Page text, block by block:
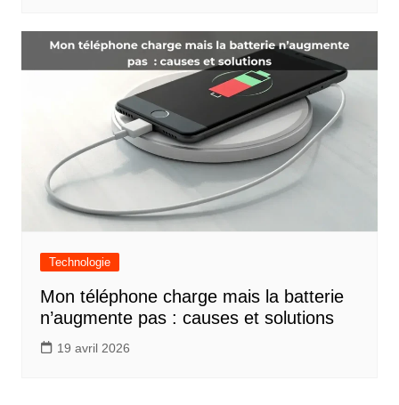
Technologie
Mon téléphone charge mais la batterie
n’augmente pas : causes et solutions
19 avril 2026